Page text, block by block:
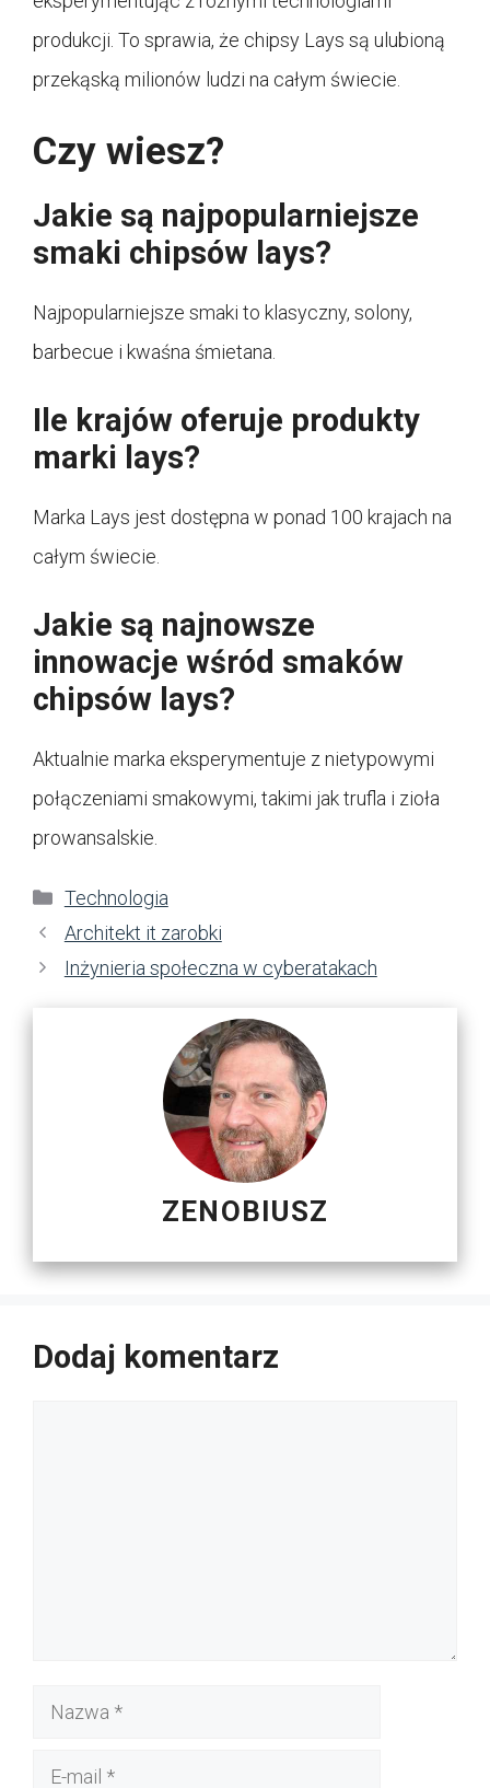
produkcji. To sprawia, że chipsy Lays są ulubioną
przekąską milionów ludzi na całym świecie.
Czy wiesz?
Jakie są najpopularniejsze
smaki chipsów lays?
Najpopularniejsze smaki to klasyczny, solony,
barbecue i kwaśna śmietana.
Ile krajów oferuje produkty
marki lays?
Marka Lays jest dostępna w ponad 100 krajach na
całym świecie.
Jakie są najnowsze
innowacje wśród smaków
chipsów lays?
Aktualnie marka eksperymentuje z nietypowymi
połączeniami smakowymi, takimi jak trufla i zioła
prowansalskie.
Kategorie
Technologia
Architekt it zarobki
Inżynieria społeczna w cyberatakach
ZENOBIUSZ
Dodaj komentarz
Nazwa